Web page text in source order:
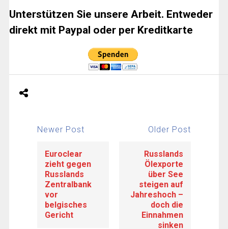
Unterstützen Sie unsere Arbeit. Entweder
direkt mit Paypal oder per Kreditkarte
Newer Post
Euroclear
zieht gegen
Russlands
Zentralbank
vor
belgisches
Gericht
Older Post
Russlands
Ölexporte
über See
steigen auf
Jahreshoch –
doch die
Einnahmen
sinken